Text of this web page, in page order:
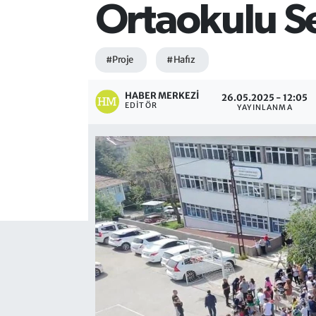
Ortaokulu
#Proje #Hafız
HABER MERKEZI
EDITÖR
26.05.2025 - 12:05
YAYINLANMA